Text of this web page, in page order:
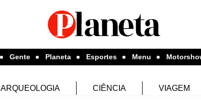
Gente Planeta Esportes Menu
ARQUEOLOGIA CIÊNCIA VIAGEM